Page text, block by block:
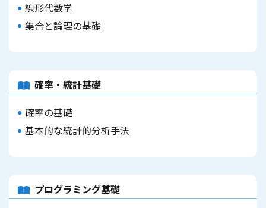
線形代数学
集合と論理の基礎
確率・統計基礎
確率の基礎
基本的な統計的分析手法
プログラミング基礎